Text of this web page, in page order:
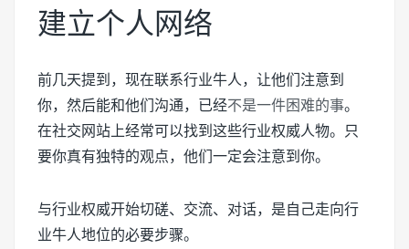
建立个人网络
前几天提到，现在联系行业牛人，让他们注意到
你，然后能和他们沟通，已经不是一件困难的事。
在社交网站上经常可以找到这些行业权威人物。只
要你真有独特的观点，他们一定会注意到你。
与行业权威开始切磋、交流、对话，是自己走向行
业牛人地位的必要步骤。